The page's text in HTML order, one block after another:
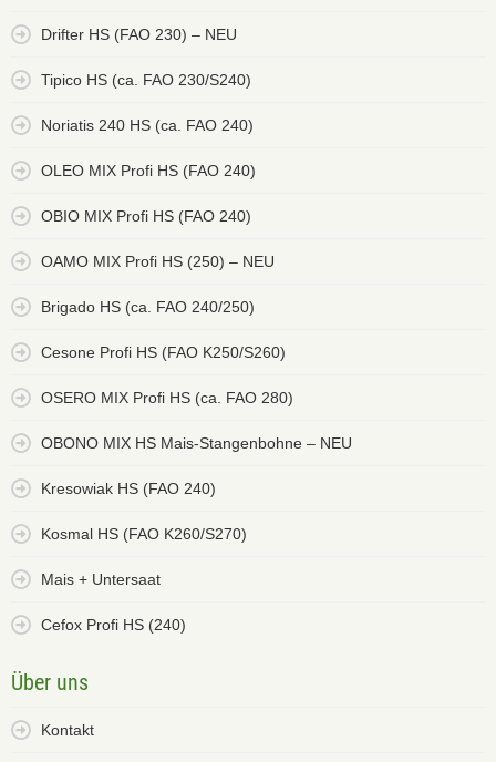
Drifter HS (FAO 230) – NEU
Tipico HS (ca. FAO 230/S240)
Noriatis 240 HS (ca. FAO 240)
OLEO MIX Profi HS (FAO 240)
OBIO MIX Profi HS (FAO 240)
OAMO MIX Profi HS (250) – NEU
Brigado HS (ca. FAO 240/250)
Cesone Profi HS (FAO K250/S260)
OSERO MIX Profi HS (ca. FAO 280)
OBONO MIX HS Mais-Stangenbohne – NEU
Kresowiak HS (FAO 240)
Kosmal HS (FAO K260/S270)
Mais + Untersaat
Cefox Profi HS (240)
Über uns
Kontakt